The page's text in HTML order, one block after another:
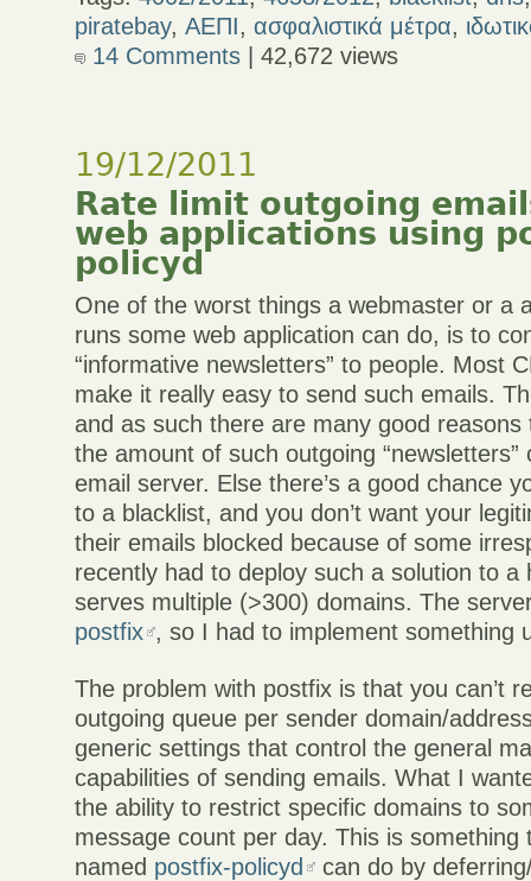
piratebay,ΑΕΠΙ,ασφαλιστικά μέτρα,
14 Comments | 42,672 views
19/12/2011
Rate limit outgoing
web applications using
policyd
One of the worst things a webmaster or a
runs some web application can do, is to
“informative newsletters” to people. Most
make it really easy to send such emails.
and as such there are many good
the amount of such outgoing
email server. Else there’s a good chance
to a blacklist, and you don’t want your
their emails blocked because of some
recently had to deploy such a solution to a
serves multiple (>300) domains. The
postfix , so I had to implement something
The problem with postfix is that you can’t
outgoing queue per sender domain/
generic settings that control the general
capabilities of sending emails. What I
the ability to restrict specific domains to
message count per day. This is something
named postfix-policyd can do by